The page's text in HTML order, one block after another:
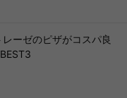
レーゼのピザがコスパ良